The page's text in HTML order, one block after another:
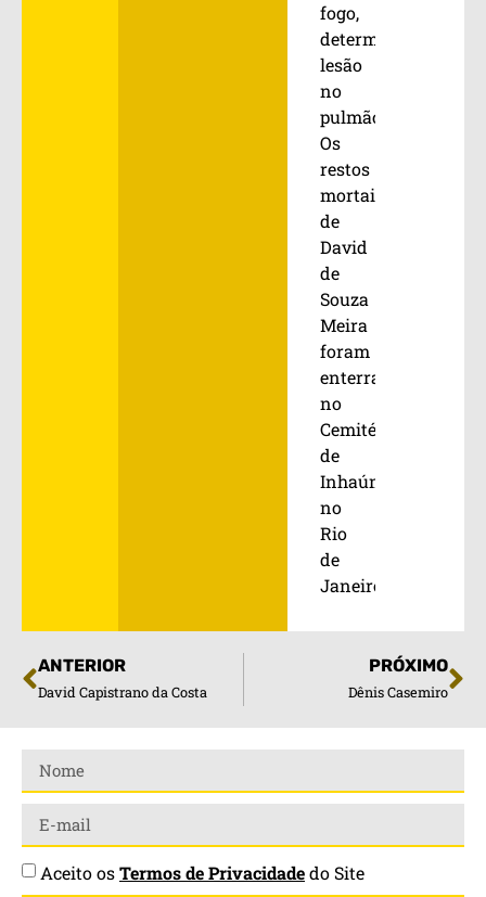
fogo,
determinando
lesão
no
pulmão”.
Os
restos
mortais
de
David
de
Souza
Meira
foram
enterrados
no
Cemitério
de
Inhaúma,
no
Rio
de
Janeiro.
ANTERIOR
David Capistrano da Costa
PRÓXIMO
Dênis Casemiro
Aceito osTermos de Privacidadedo Site